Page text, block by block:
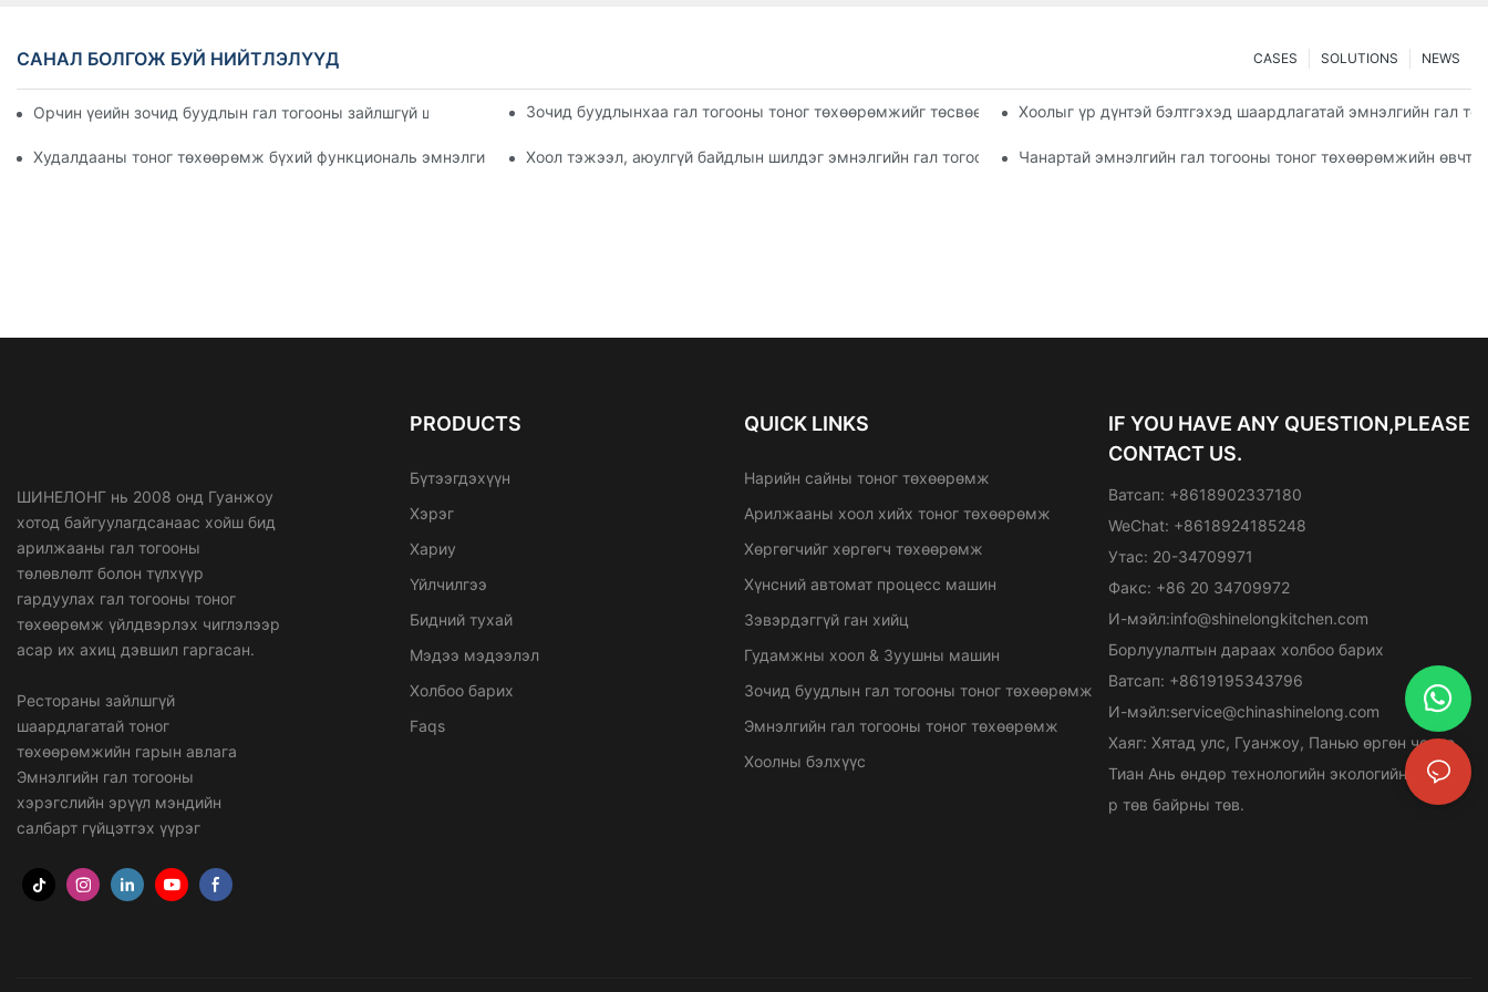
САНАЛ БОЛГОЖ БУЙ НИЙТЛЭЛҮҮД NEWS
SOLUTIONS
CASES
Орчин үеийн зочид буудлын гал тогооны зайлшгүй шаардлагатай арилжааны хоол хийх тоног төхөөрөмжЗочид буудлынхаа гал тогооны тоног төхөөрөмжийг төсвөөр хэрхэн шинэчлэх вэХоолыг үр дүнтэй бэлтгэхэд шаардлагатай эмнэлгийн гал
Худалдааны тоног төхөөрөмж бүхий функциональ эмнэлгийн гал тогооны дизайныг хэрхэн хийх вэХоол тэжээл, аюулгүй байдлын шилдэг эмнэлгийн гал тогооны тоног төхөөрөмжЧанартай эмнэлгийн гал тогооны тоног төхөөрөмжийн
ШИНЕЛОНГ нь 2008 онд Гуанжоу
хотод байгуулагдсанаас хойш бид
арилжааны гал тогооны
төлөвлөлт болон түлхүүр
гардуулах гал тогооны тоног
төхөөрөмж үйлдвэрлэх чиглэлээр
асар их ахиц дэвшил гаргасан.
Рестораны зайлшгүй
шаардлагатай тоног
төхөөрөмжийн гарын авлага
Эмнэлгийн гал тогооны
хэрэгслийн эрүүл мэндийн
салбарт гүйцэтгэх үүрэг
PRODUCTS
Бүтээгдэхүүн
Хэрэг
Хариу
Үйлчилгээ
Бидний тухай
Мэдээ мэдээлэл
Холбоо барих
Faqs
QUICK LINKS
Нарийн сайны тоног төхөөрөмж
Арилжааны хоол хийх тоног төхөөрөмж
Хөргөгчийг хөргөгч төхөөрөмж
Хүнсний автомат процесс машин
Зэвэрдэггүй ган хийц
Гудамжны хоол & Зуушны машин
Зочид буудлын гал тогооны тоног төхөөрөмж
Эмнэлгийн гал тогооны тоног төхөөрөмж
Хоолны бэлхүүс
IF YOU HAVE ANY QUESTION,PLEASE
CONTACT US.
Ватсап: +8618902337180
WeChat: +8618924185248
Утас: 20-34709971
Факс: +86 20 34709972
И-мэйл:info@shinelongkitchen.com
Борлуулалтын дараах холбоо барих
Ватсап: +8619195343796
И-мэйл:service@chinashinelong.com
Хаяг: Хятад улс, Гуанжоу, Панью өргөн чөлөө,
Тиан Ань өндөр технологийн экологийн парк, 1-
р төв байрны төв.